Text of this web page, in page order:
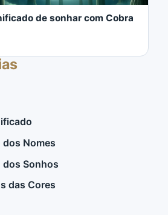
de sonhar com Cobra
Nomes
Sonhos
das Cores